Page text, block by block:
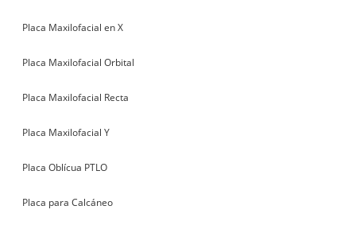
Placa Maxilofacial en X
Placa Maxilofacial Orbital
Placa Maxilofacial Recta
Placa Maxilofacial Y
Placa Oblícua PTLO
Placa para Calcáneo